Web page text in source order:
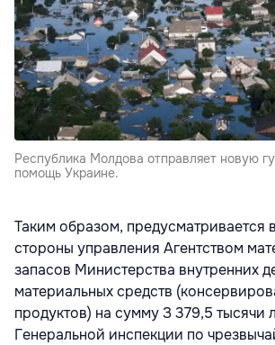
Республика Молдова отправляет новую
помощь Украине.
Таким образом, предусматривается
стороны управления Агентством
запасов Министерства внутренних
материальных средств
продуктов) на сумму З 379,5 тысячи
Генеральной инспекции по